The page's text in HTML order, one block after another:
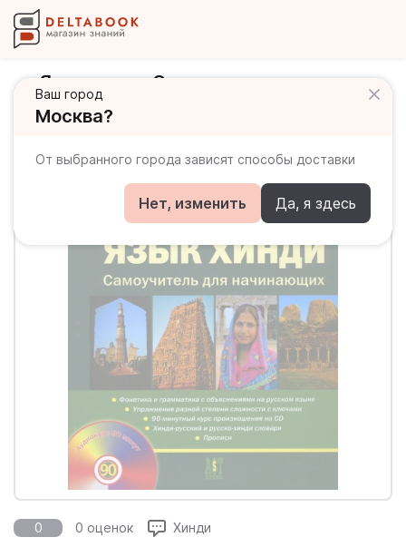
Ваш город
Москва?
От выбранного города зависят способы доставки
Нет, изменить Да, я здесь
Язык хинди. Самоучитель для
начинающих (+CD)
0 0 оценок Хинди